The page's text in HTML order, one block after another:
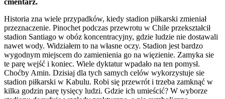
Historia zna wiele przypadków, kiedy stadion piłkarski zmieniał
przeznaczenie. Pinochet podczas przewrotu w Chile przekształcił
stadion Santiago w obóz koncentracyjny, gdzie ludzie nie dostawali
nawet wody. Widziałem to na własne oczy. Stadion jest bardzo
wygodnym miejscem do zamienienia go na więzienie. Zamyka sie
te parę wejść i koniec. Wiele dyktatur wpadało na ten pomysł.
Choćby Amin. Dzisiaj dla tych samych celów wykorzystuje sie
stadion piłkarski w Kabulu. Robi się przewrót i trzeba zamknąć w
kilka godzin parę tysięcy ludzi. Gdzie ich umieścić? W wyborze